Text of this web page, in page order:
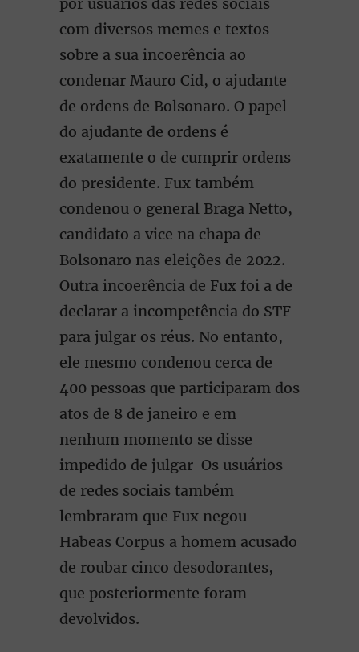
com diversos memes e textos
sobre a sua incoerência ao
condenar Mauro Cid, o ajudante
de ordens de Bolsonaro. O papel
do ajudante de ordens é
exatamente o de cumprir ordens
do presidente. Fux também
condenou o general Braga Netto,
candidato a vice na chapa de
Bolsonaro nas eleições de 2022.
Outra incoerência de Fux foi a de
declarar a incompetência do STF
para julgar os réus. No entanto,
ele mesmo condenou cerca de
400 pessoas que participaram dos
atos de 8 de janeiro e em
nenhum momento se disse
impedido de julgar Os usuários
de redes sociais também
lembraram que Fux negou
Habeas Corpus a homem acusado
de roubar cinco desodorantes,
que posteriormente foram
devolvidos.